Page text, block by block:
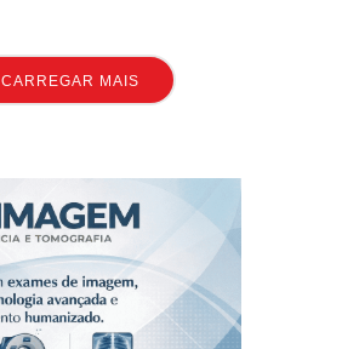
CARREGAR MAIS